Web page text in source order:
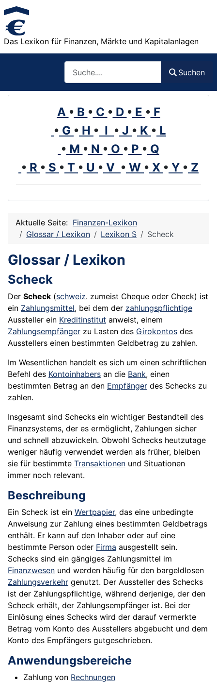
Das Lexikon für Finanzen, Märkte und Kapitalanlagen
Suchen
A • B • C • D • E • F
• G • H • I • J • K • L
• M • N • O • P • Q
• R • S • T • U • V • W • X • Y • Z
Aktuelle Seite: Finanzen-Lexikon
Glossar / Lexikon
Lexikon S Scheck
Glossar / Lexikon
Scheck
Der Scheck (schweiz. zumeist Cheque oder Check) ist
ein Zahlungsmittel, bei dem der zahlungspflichtige
Aussteller ein Kreditinstitut anweist, einem
Zahlungsempfänger zu Lasten des Girokontos des
Ausstellers einen bestimmten Geldbetrag zu zahlen.
Im Wesentlichen handelt es sich um einen schriftlichen
Befehl des Kontoinhabers an die Bank, einen
bestimmten Betrag an den Empfänger des Schecks zu
zahlen.
Insgesamt sind Schecks ein wichtiger Bestandteil des
Finanzsystems, der es ermöglicht, Zahlungen sicher
und schnell abzuwickeln. Obwohl Schecks heutzutage
weniger häufig verwendet werden als früher, bleiben
sie für bestimmte Transaktionen und Situationen
immer noch relevant.
Beschreibung
Ein Scheck ist ein Wertpapier, das eine unbedingte
Anweisung zur Zahlung eines bestimmten Geldbetrags
enthält. Er kann auf den Inhaber oder auf eine
bestimmte Person oder Firma ausgestellt sein.
Schecks sind ein gängiges Zahlungsmittel im
Finanzwesen und werden häufig für den bargeldlosen
Zahlungsverkehr genutzt. Der Aussteller des Schecks
ist der Zahlungspflichtige, während derjenige, der den
Scheck erhält, der Zahlungsempfänger ist. Bei der
Einlösung eines Schecks wird der darauf vermerkte
Betrag vom Konto des Ausstellers abgebucht und dem
Konto des Empfängers gutgeschrieben.
Anwendungsbereiche
Zahlung von Rechnungen